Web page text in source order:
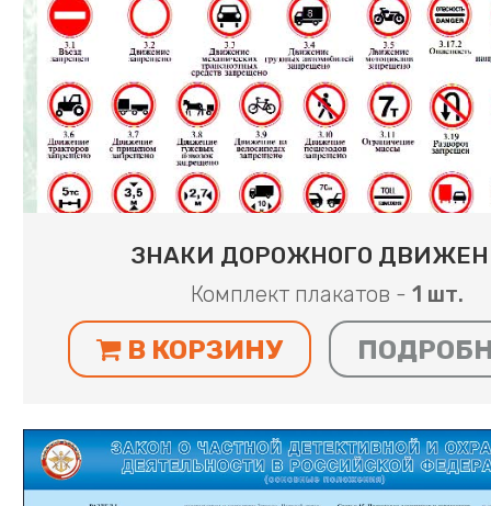
ЗНАКИ ДОРОЖНОГО
Комплект плакатов - 1 шт.
В КОРЗИНУ